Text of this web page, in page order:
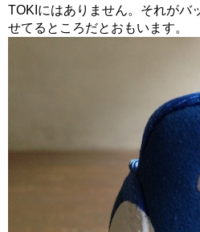
TOKIにはありません。それがバ
せてるところだとおもいます。